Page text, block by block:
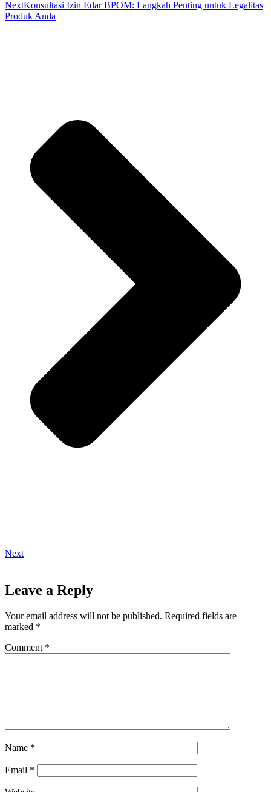
NextKonsultasi Izin Edar BPOM: Langkah Penting untuk Legalitas
Produk Anda
Next
Leave a Reply
Your email address will not be published. Required fields are
marked *
Comment *
Name *
Email *